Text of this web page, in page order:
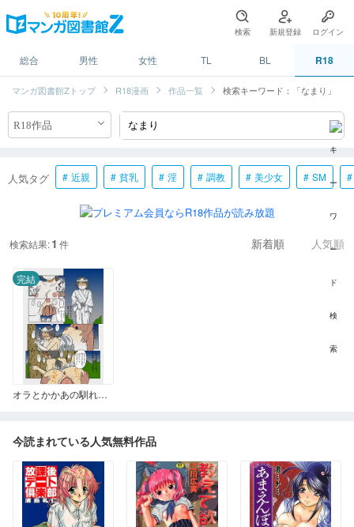
検索 新規登録 ログイン
総合 男性 女性 TL BL R18
マンガ図書館Zトップ R18漫画 作品一覧 検索キーワード：「なまり」
人気タグ 近親 貧乳 淫 調教 美少女 SM
検索結果:1 件 新着順 人気順
完結
オラとかかあの馴れ初め噺 作品名翻訳 (俺と嫁さんのなれそめのお話)
今読まれている人気無料作品